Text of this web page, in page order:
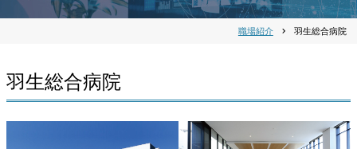
職場紹介 chevron_right 羽生総合病院
羽生総合病院